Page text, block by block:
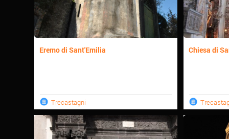
Eremo di Sant'Emilia
Trecastagni
Chiesa di